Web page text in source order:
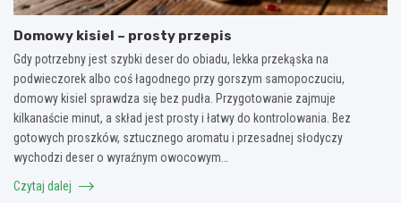
Domowy kisiel – prosty przepis
Gdy potrzebny jest szybki deser do obiadu, lekka przekąska na
podwieczorek albo coś łagodnego przy gorszym samopoczuciu,
domowy kisiel sprawdza się bez pudła. Przygotowanie zajmuje
kilkanaście minut, a skład jest prosty i łatwy do kontrolowania. Bez
gotowych proszków, sztucznego aromatu i przesadnej słodyczy
wychodzi deser o wyraźnym owocowym…
Czytaj dalej